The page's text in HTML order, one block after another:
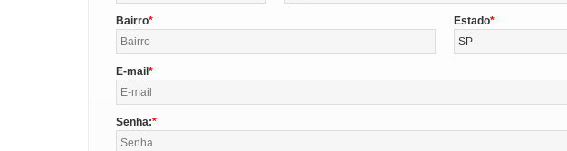
Bairro
Estado
SP
E-mail
Senha: